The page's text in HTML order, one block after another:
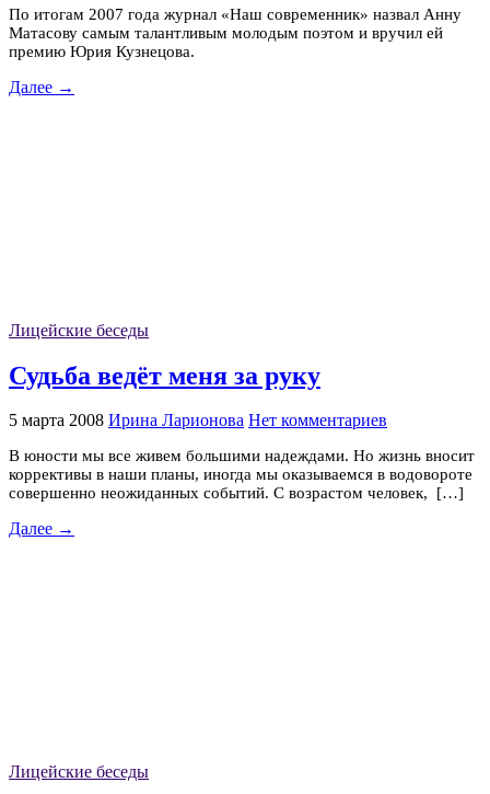
По итогам 2007 года журнал «Наш современник» назвал Анну
Матасову самым талантливым молодым поэтом и вручил ей
премию Юрия Кузнецова.
Далее →
Лицейские беседы
Судьба ведёт меня за руку
5 марта 2008 Ирина Ларионова Нет комментариев
В юности мы все живем большими надеждами. Но жизнь вносит
коррективы в наши планы, иногда мы оказываемся в водовороте
совершенно неожиданных событий. С возрастом человек, […]
Далее →
Лицейские беседы